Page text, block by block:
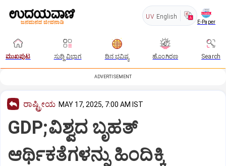
UV English
E-Paper
ಮುಖಪುಟ ಸುದ್ದಿ ವಿಭಾಗ ದಿನ ಭವಿಷ್ಯ ಹೊಂಗಿರಣ Search
ADVERTISEMENT
ರಾಷ್ಟ್ರೀಯ MAY 17, 2025, 7:00 AM IST
GDP;ವಿಶ್ವದ ಬೃಹತ್‌
ಆರ್ಥಿಕತೆಗಳನ್ನು ಹಿಂದಿಕ್ಕಿ